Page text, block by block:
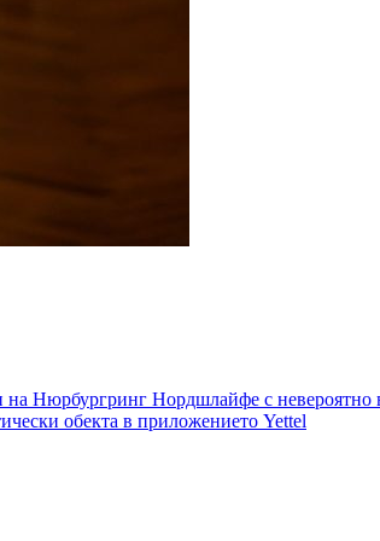
на Нюрбургринг Нордшлайфе с невероятно
обекта в приложението Yettel